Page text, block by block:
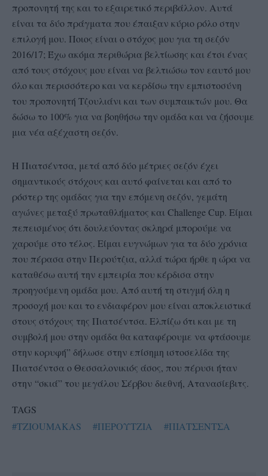
προπονητή της και το εξαιρετικό περιβάλλον. Αυτά
είναι τα δύο πράγματα που έπαιξαν κύριο ρόλο στην
επιλογή μου. Ποιος είναι ο στόχος μου για τη σεζόν
2016/17; Έχω ακόμα περιθώρια βελτίωσης και έτσι ένας
από τους στόχους μου είναι να βελτιώσω τον εαυτό μου
όλο και περισσότερο και να κερδίσω την εμπιστοσύνη
του προπονητή Τζουλιάνι και των συμπαικτών μου. Θα
δώσω το 100% για να βοηθήσω την ομάδα και να ζήσουμε
μια νέα αξέχαστη σεζόν.
Η Πιατσέντσα, μετά από δύο μέτριες σεζόν έχει
σημαντικούς στόχους και αυτό φαίνεται και από το
ρόστερ της ομάδας για την επόμενη σεζόν, γεμάτη
αγώνες μεταξύ πρωταθλήματος και Challenge Cup. Είμαι
πεπεισμένος ότι δουλεύοντας σκληρά μπορούμε να
χαρούμε στο τέλος. Είμαι ευγνώμων για τα δύο χρόνια
που πέρασα στην Περούτζια, αλλά τώρα ήρθε η ώρα να
καταθέσω αυτή την εμπειρία που κέρδισα στην
προηγούμενη ομάδα μου. Από αυτή τη στιγμή όλη η
προσοχή μου και το ενδιαφέρον μου είναι αποκλειστικά
στους στόχους της Πιατσέντσα. Ελπίζω ότι και με τη
συμβολή μου στην ομάδα θα καταφέρουμε να φτάσουμε
στην κορυφή” δήλωσε στην επίσημη ιστοσελίδα της
Πιατσέντσα ο Θεσσαλονικιός άσος, που πέρυσι ήταν
στην “σκιά” του μεγάλου Σέρβου διεθνή, Ατανασίεβιτς.
TAGS
#TZIOUMAKAS
#ΠΕΡΟΥΤΖΙΑ #ΠΙΑΤΣΕΝΤΣΑ